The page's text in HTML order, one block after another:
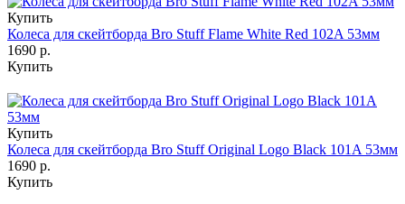
Купить
Колеса для скейтборда Bro Stuff Flame White Red 102A 53мм
1690 р.
Купить
Купить
Колеса для скейтборда Bro Stuff Original Logo Black 101A 53мм
1690 р.
Купить